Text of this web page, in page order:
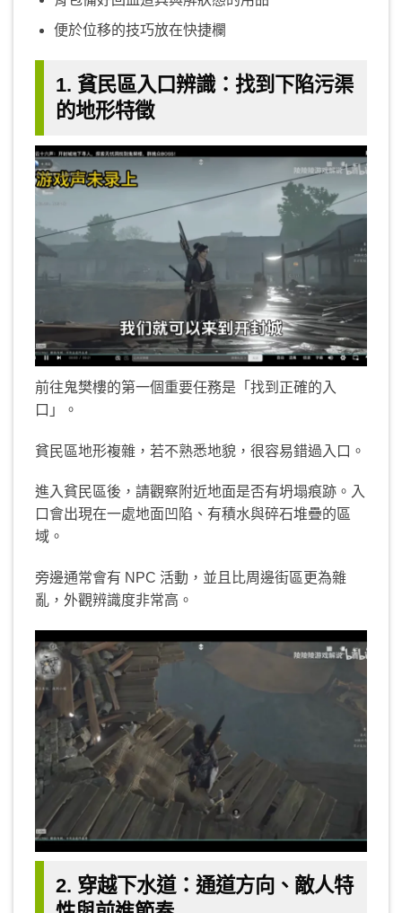
便於位移的技巧放在快捷欄
1. 貧民區入口辨識：找到下陷污渠
的地形特徵
前往鬼樊樓的第一個重要任務是「找到正確的入
口」。
貧民區地形複雜，若不熟悉地貌，很容易錯過入口。
進入貧民區後，請觀察附近地面是否有坍塌痕跡。入
口會出現在一處地面凹陷、有積水與碎石堆疊的區
域。
旁邊通常會有 NPC 活動，並且比周邊街區更為雜
亂，外觀辨識度非常高。
2. 穿越下水道：通道方向、敵人特